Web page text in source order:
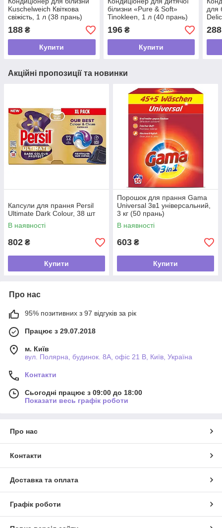
Kuschelweich Квіткова
свіжість, 1 л (38 прань)
188 ₴
Купити
білизни «Pure & Soft»
Tinokleen, 1 л (40 прань)
196₴
Купити
для
та
288
Акційні пропозиції та новинки
Капсули для прання Persil
Ultimate Dark Colour, 38 шт
В наявності
802 ₴
Купити
Порошок для прання Gama
Universal 3в1 універсальний,
3 кг (50 прань)
В наявності
603 ₴
Купити
Про нас
95% позитивних з 97 відгуків за рік
Працює з 29.07.2018
м. Київ
вул. Полярна, будинок. 8А, офіс 21 В, Київ, Україна
Контакти
Сьогодні працює з 09:00 до 18:00
Показати весь графік роботи
Про нас
Контакти
Доставка та оплата
Графік роботи